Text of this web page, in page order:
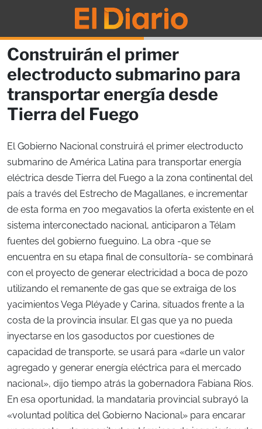
Construirán el primer
electroducto submarino para
transportar energía desde
Tierra del Fuego
El Gobierno Nacional construirá el primer electroducto
submarino de América Latina para transportar energía
eléctrica desde Tierra del Fuego a la zona continental del
país a través del Estrecho de Magallanes, e incrementar
de esta forma en 700 megavatios la oferta existente en el
sistema interconectado nacional, anticiparon a Télam
fuentes del gobierno fueguino. La obra -que se
encuentra en su etapa final de consultoría- se combinará
con el proyecto de generar electricidad a boca de pozo
utilizando el remanente de gas que se extraiga de los
yacimientos Vega Pléyade y Carina, situados frente a la
costa de la provincia insular. El gas que ya no pueda
inyectarse en los gasoductos por cuestiones de
capacidad de transporte, se usará para «darle un valor
agregado y generar energía eléctrica para el mercado
nacional», dijo tiempo atrás la gobernadora Fabiana Ríos.
En esa oportunidad, la mandataria provincial subrayó la
«voluntad política del Gobierno Nacional» para encarar